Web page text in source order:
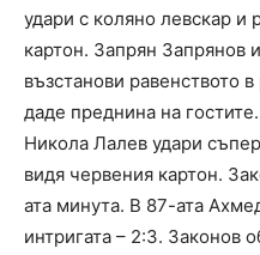
удари с коляно левскар и
картон. Запрян Запрянов
възстанови равенството
даде преднина на
Никола Лалев удари
видя червения картон.
ата минута. В 87-ата
интригата – 2:3. Законов